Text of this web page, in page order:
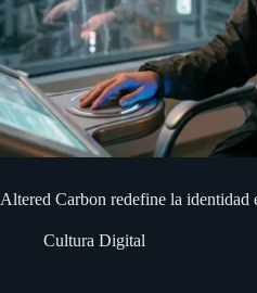
Altered Carbon redefine la identidad
Cultura Digital